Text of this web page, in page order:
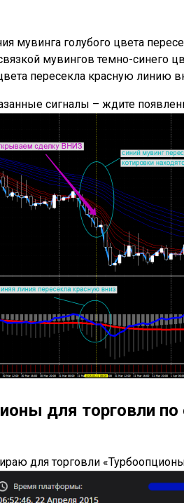
мувинга голубого цвета
мувингов темно-синего
пересекла красную
сигналы – ждите
для торговли по
для торговли